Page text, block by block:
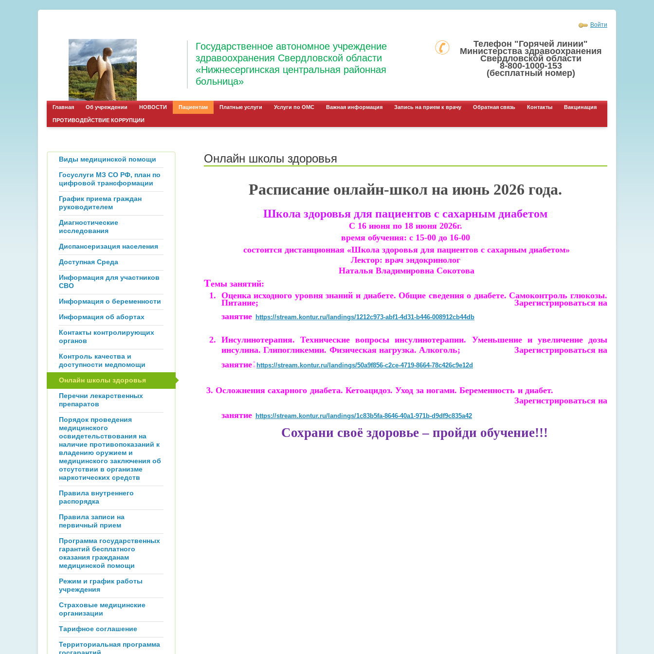
Войти
Телефон "Горячей линии"
Министерства здравоохранения
Свердловской области
8-800-1000-153
(бесплатный номер)
Государственное автономное учреждение
здравоохранения Свердловской области
«Нижнесергинская центральная районная
больница»
Главная Об учреждении НОВОСТИ Пациентам Платные услуги Услуги по ОМС Важная информация Запись на прием к врачу Обратная связь Контакты Вакцинация
ПРОТИВОДЕЙСТВИЕ КОРРУПЦИИ
Виды медицинской помощи
Госуслуги МЗ СО РФ, план по
цифровой трансформации
График приема граждан
руководителем
Диагностические
исследования
Диспансеризация населения
Доступная Среда
Информация для участников
СВО
Информация о беременности
Информация об абортах
Контакты контролирующих
органов
Контроль качества и
доступности медпомощи
Онлайн школы здоровья
Перечни лекарственных
препаратов
Порядок проведения
медицинского
освидетельствования на
наличие противопоказаний к
владению оружием и
медицинского заключения об
отсутствии в организме
наркотических средств
Правила внутреннего
распорядка
Правила записи на
первичный прием
Программа государственных
гарантий бесплатного
оказания гражданам
медицинской помощи
Режим и график работы
учреждения
Страховые медицинские
организации
Тарифное соглашение
Территориальная программа
Онлайн школы здоровья
Расписание онлайн-школ на июнь 2026 года.
Школа здоровья для пациентов с сахарным диабетом
С 16 июня по 18 июня 2026г.
время обучения: с 15-00 до 16-00
состоится дистанционная «Школа здоровья для пациентов с сахарным диабетом»
Лектор: врач эндокринолог
Наталья Владимировна Сокотова
Темы занятий:
1. Оценка исходного уровня знаний и диабете. Общие сведения о диабете. Самоконтроль глюкозы.
Питание;
Зарегистрироваться на
занятие https://stream.kontur.ru/landings/1212c973-abf1-4d31-b446-008912cb44db
2. Инсулинотерапия. Технические вопросы инсулинотерапии. Уменьшение и увеличение дозы
инсулина.Глипогликемии. Физическая нагрузка. Алкоголь; Зарегистрироваться на
занятие: https://stream.kontur.ru/landings/50a9f856-c2ce-4719-8664-78c426c9e12d
3. Осложнения сахарного диабета.Кетоацидоз. Уход за ногами. Беременность и диабет.
Зарегистрироваться на
занятие https://stream.kontur.ru/landings/1c83b5fa-8646-40a1-971b-d9df9c835a42
Сохрани своё здоровье – пройди обучение!!!